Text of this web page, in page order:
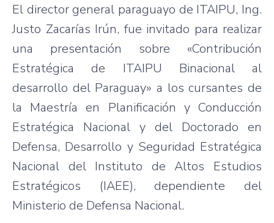
El director general paraguayo de ITAIPU, Ing.
Justo Zacarías Irún, fue invitado para realizar
una presentación sobre «Contribución
Estratégica de ITAIPU Binacional al
desarrollo del Paraguay» a los cursantes de
la Maestría en Planificación y Conducción
Estratégica Nacional y del Doctorado en
Defensa, Desarrollo y Seguridad Estratégica
Nacional del Instituto de Altos Estudios
Estratégicos (IAEE), dependiente del
Ministerio de Defensa Nacional.